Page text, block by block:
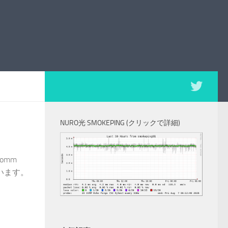
す。
NURO光 SMOKEPING (クリックで詳細)